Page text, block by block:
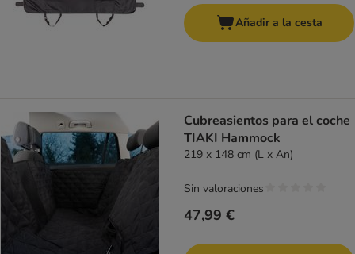
Añadir a la cesta
Cubreasientos para el coche
TIAKI Hammock
219 x 148 cm (L x An)
47,99 €
Sin valoraciones